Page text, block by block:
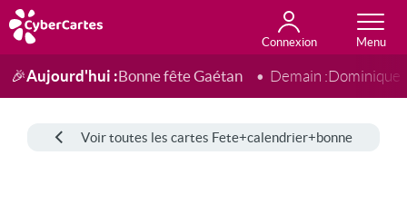
Connexion
Anniversaire
Fête du jour
Amour
Amitié
Merci
Toutes les cartes
🎉Aujourd'hui :Bonne fête Gaétan Demain :Dominique
Voir toutes les cartes Fete+calendrier+bonne